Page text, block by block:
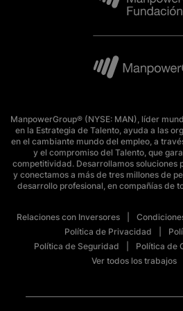
ManpowerGroup® (NYSE: MAN), líder
en la Estrategia de Talento, ayuda a las
en el cambiante mundo del empleo, a
y el compromiso del Talento, que
competitividad. Desarrollamos soluciones
y conectamos a más de tres millones de
desarrollo profesional, en compañías de
Relaciones con Inversores
Política de Privacidad
Política de Seguridad
Política de
Ver todos los trabajos